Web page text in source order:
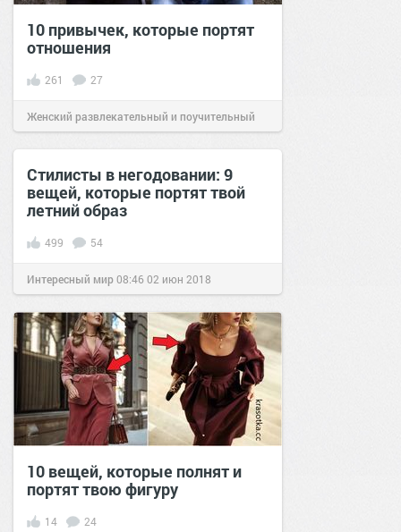
10 привычек, которые портят
отношения
261 27
Женский развлекательный и поучительный
сайт.21:14 25 окт 2020
Стилисты в негодовании: 9
вещей, которые портят твой
летний образ
499 54
Интересный мир08:4602 июн 2018
10 вещей, которые полнят и
портят твою фигуру
14 24